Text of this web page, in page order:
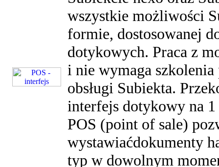
wszystkie możliwości
formie, dostosowanej
dotykowych. Praca z
i nie wymaga
obsługi Subiekta.
interfejs dotykowy na 1
POS (point of sale)
wystawiaćdokumenty
typ w dowolnym